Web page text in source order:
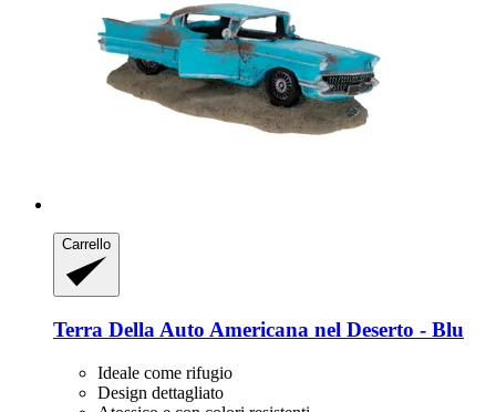
Carrello
Terra Della Auto Americana nel Deserto -​ Blu
Ideale come rifugio
Design dettagliato